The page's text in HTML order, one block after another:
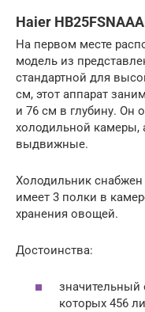
Haier
На первом месте
модель из
стандартной для
см, этот аппарат
и 76 см в глубину. Он
холодильной камеры,
выдвижные.
Холодильник снабжен
имеет 3 полки в
хранения овощей.
Достоинства:
значительный
которых 456